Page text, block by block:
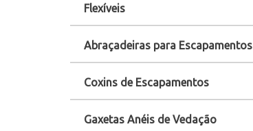
Flexíveis
Abraçadeiras para Escapamentos
Coxins de Escapamentos
Gaxetas Anéis de Vedação